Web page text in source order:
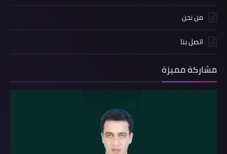
من نحن
اتصل بنا
مشاركة مميزة